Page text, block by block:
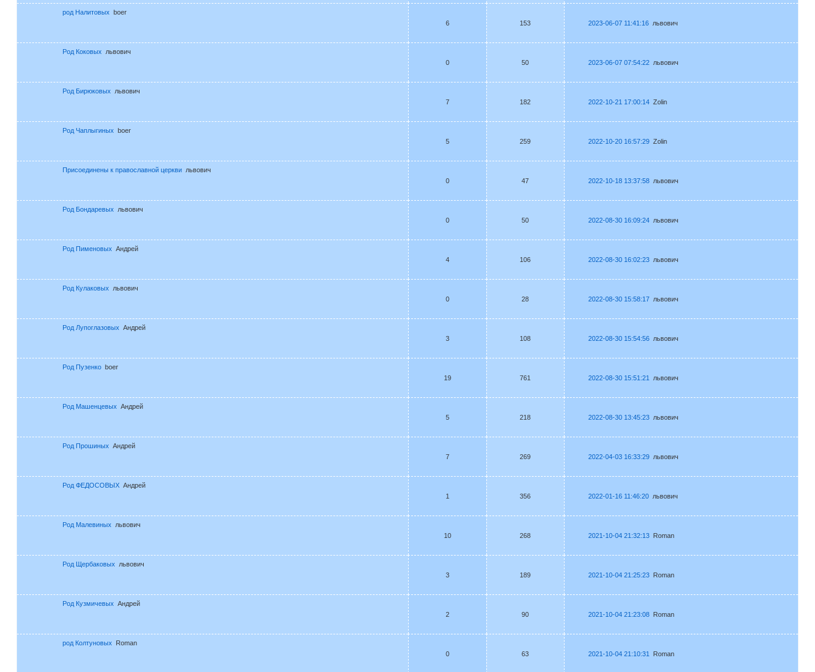
род Налитовых boer
6
153 2023-06-07 11:41:16 львович
Род Коковых
львович
0
50 2023-06-07 07:54:22 львович
Род Бирюковых
львович
7
182 2022-10-21 17:00:14 Zolin
Род Чаплыгиных boer
5
259 2022-10-20 16:57:29 Zolin
Присоединены к православной церкви львович
0
47 2022-10-18 13:37:58 львович
Род Бондаревых
львович
0
50 2022-08-30 16:09:24 львович
Род Пименовых Андрей
4
106 2022-08-30 16:02:23 львович
Род Кулаковых
львович
0
28 2022-08-30 15:58:17 львович
Род Лупоглазовых Андрей
3
108 2022-08-30 15:54:56 львович
Род Пузенко boer
19
761 2022-08-30 15:51:21 львович
Род Машенцевых Андрей
5
218 2022-08-30 13:45:23 львович
Род Прошиных Андрей
7
269 2022-04-03 16:33:29 львович
Род ФЕДОСОВЫХ Андрей
1
356 2022-01-16 11:46:20 львович
Род Малевиных
львович
10
268 2021-10-04 21:32:13 Roman
Род Щербаковых
львович
3
189 2021-10-04 21:25:23 Roman
Род Кузмичевых Андрей
2
90 2021-10-04 21:23:08 Roman
род Колтуновых
Roman
0
63 2021-10-04 21:10:31 Roman